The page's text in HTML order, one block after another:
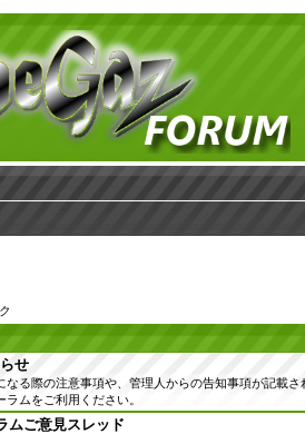
せ
なる際の注意事項や、管理人からの告知事項が記載さ
ムをご利用ください。
ムご意見スレッド